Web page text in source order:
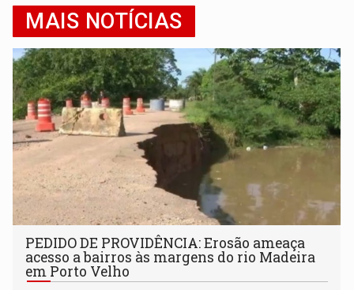
MAIS NOTÍCIAS
PEDIDO DE PROVIDÊNCIA: Erosão ameaça
acesso a bairros às margens do rio Madeira
em Porto Velho